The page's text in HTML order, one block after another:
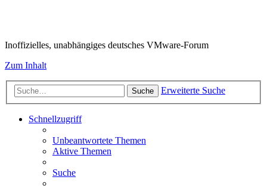
Inoffizielles, unabhängiges deutsches VMware-Forum
Zum Inhalt
Suche Erweiterte Suche
Schnellzugriff
Unbeantwortete Themen
Aktive Themen
Suche